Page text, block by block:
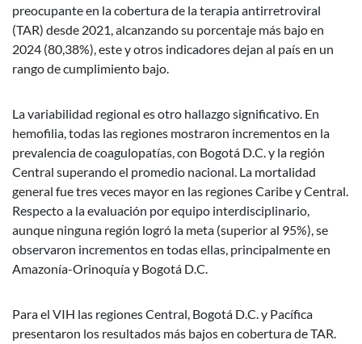
preocupante en la cobertura de la terapia antirretroviral
(TAR) desde 2021, alcanzando su porcentaje más bajo en
2024 (80,38%), este y otros indicadores dejan al país en un
rango de cumplimiento bajo.
La variabilidad regional es otro hallazgo significativo. En
hemofilia, todas las regiones mostraron incrementos en la
prevalencia de coagulopatías, con Bogotá D.C. y la región
Central superando el promedio nacional. La mortalidad
general fue tres veces mayor en las regiones Caribe y Central.
Respecto a la evaluación por equipo interdisciplinario,
aunque ninguna región logró la meta (superior al 95%), se
observaron incrementos en todas ellas, principalmente en
Amazonía-Orinoquía y Bogotá D.C.
Para el VIH las regiones Central, Bogotá D.C. y Pacífica
presentaron los resultados más bajos en cobertura de TAR.